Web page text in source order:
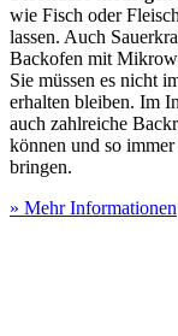
wie Fisch oder
lassen. Auch
Backofen mit
Sie müssen es nicht
erhalten bleiben. Im
auch zahlreiche
können und so
bringen.
» Mehr Informationen